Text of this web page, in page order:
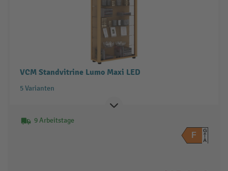
VCM Standvitrine Lumo Maxi LED
5 Varianten
9 Arbeitstage
F
G
A